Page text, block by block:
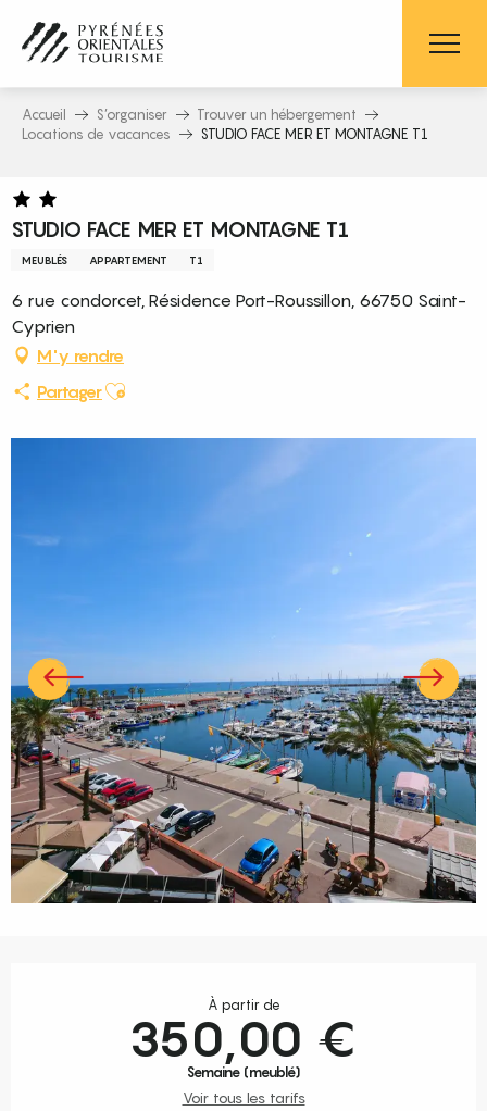
contenu
principal
Accueil S’organiser
Trouver un hébergement
Locations de vacances
STUDIO FACE MER ET MONTAGNE T1
STUDIO FACE MER ET MONTAGNE T1
MEUBLÉS APPARTEMENT T1
6 rue condorcet, Résidence Port-Roussillon, 66750 Saint-
Cyprien
M'y rendre
PartagerAjouter aux favoris
À partir de
350,00 €
Semaine (meublé)
Voir tous les tarifs